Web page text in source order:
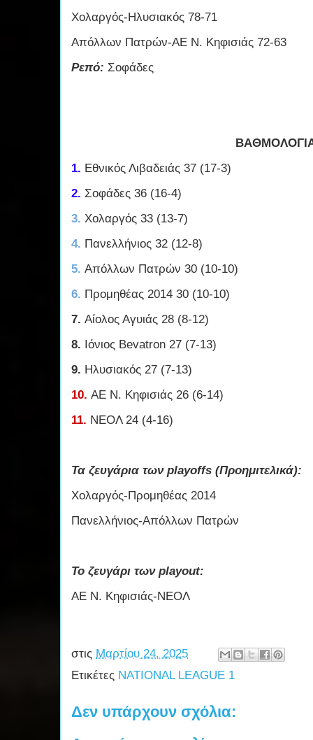
Χολαργός-Ηλυσιακός 78-71
Απόλλων Πατρών-ΑΕ Ν. Κηφισιάς 72-63
Ρεπό: Σοφάδες
1. Εθνικός Λιβαδειάς 37 (17-3)
2. Σοφάδες 36 (16-4)
3. Χολαργός 33 (13-7)
4. Πανελλήνιος 32 (12-8)
5. Απόλλων Πατρών 30 (10-10)
6. Προμηθέας 2014 30 (10-10)
7. Αίολος Αγυιάς 28 (8-12)
8. Ιόνιος Bevatron 27 (7-13)
9. Ηλυσιακός 27 (7-13)
10. ΑΕ Ν. Κηφισιάς 26 (6-14)
11. ΝΕΟΛ 24 (4-16)
Τα ζευγάρια των playoffs (Προημιτελικά):
Χολαργός-Προμηθέας 2014
Πανελλήνιος-Απόλλων Πατρών
Το ζευγάρι των playout:
ΑΕ Ν. Κηφισιάς-ΝΕΟΛ
στις Μαρτίου 24, 2025
Ετικέτες NATIONAL LEAGUE 1
Δεν υπάρχουν σχόλια: